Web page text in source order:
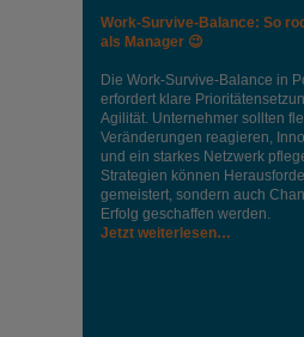
Work-Survive-Balance: So
als Manager 😉
Die Work-Survive-Balance in
erfordert klare
Agilität. Unternehmer sollten
Veränderungen reagieren,
und ein starkes Netzwerk
Strategien können
gemeistert, sondern auch
Erfolg geschaffen werden.
Jetzt weiterlesen…